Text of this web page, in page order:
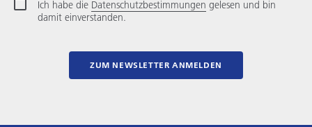
Ich habe die Datenschutzbestimmungen gelesen und bin
damit einverstanden.
ZUM NEWSLETTER ANMELDEN